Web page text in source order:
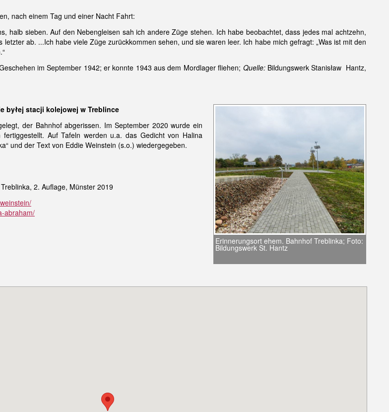
nach einem Tag und einer Nacht Fahrt:
halb sieben. Auf den Nebengleisen sah ich andere Züge stehen. Ich habe beobachtet, dass jedes mal achtzehn,
ab. ...Ich habe viele Züge zurückkommen sehen, und sie waren leer. Ich habe mich gefragt: „Was ist mit den
im September 1942; er konnte 1943 aus dem Mordlager fliehen; Quelle: Bildungswerk Stanisław Hantz,
Erinnerungsort ehem. Bahnhof Treblinka; Foto:
Bildungswerk St. Hantz
byłej stacji kolejowej w Treblince
der Bahnhof abgerissen. Im September 2020 wurde ein
Auf Tafeln werden u.a. das Gedicht von Halina
und der Text von Eddie Weinstein (s.o.) wiedergegeben.
2. Auflage, Münster 2019
abraham/